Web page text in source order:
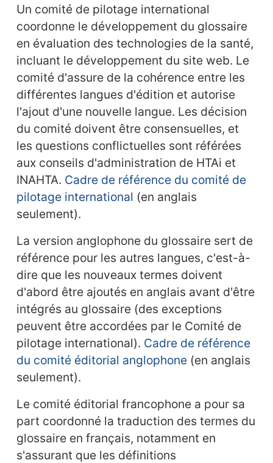
Un comité de pilotage international
coordonne le développement du glossaire
en évaluation des technologies de la santé,
incluant le développement du site web. Le
comité d'assure de la cohérence entre les
différentes langues d'édition et autorise
l'ajout d'une nouvelle langue. Les décision
du comité doivent être consensuelles, et
les questions conflictuelles sont référées
aux conseils d'administration de HTAi et
INAHTA. Cadre de référence du comité de
pilotage international (en anglais
seulement).
La version anglophone du glossaire sert de
référence pour les autres langues, c'est-à-
dire que les nouveaux termes doivent
d'abord être ajoutés en anglais avant d'être
intégrés au glossaire (des exceptions
peuvent être accordées par le Comité de
pilotage international). Cadre de référence
du comité éditorial anglophone(en anglais
seulement).
Le comité éditorial francophone a pour sa
part coordonné la traduction des termes du
glossaire en français, notamment en
s'assurant que les définitions